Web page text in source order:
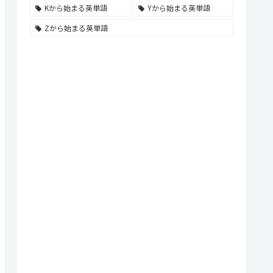
Kから始まる英単語
Yから始まる英単語
Zから始まる英単語